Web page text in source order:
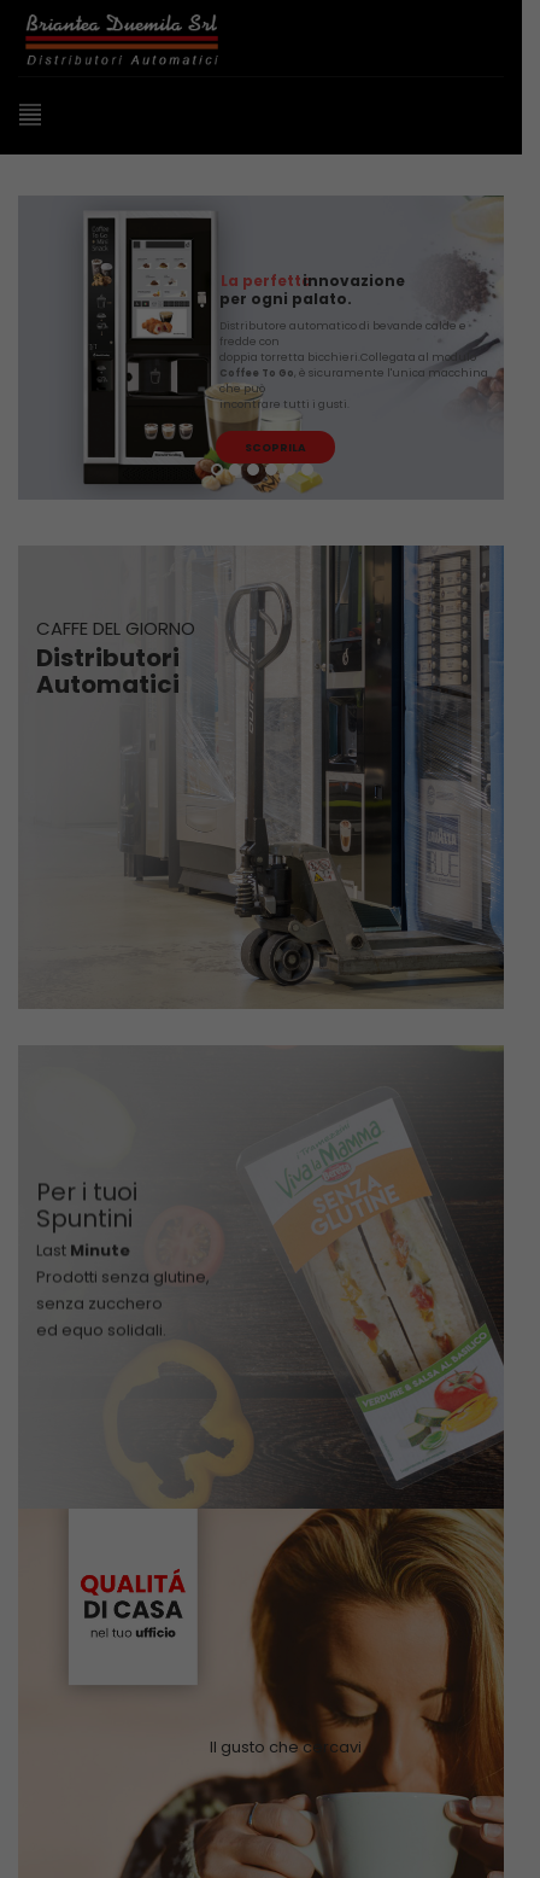
La perfettainnovazione
per ogni palato.
Distributore automatico di bevande calde e
fredde con
doppia torretta bicchieri.Collegata al modulo
Coffee To Go, è sicuramente l'unica macchina
che può
incontrare tutti i gusti.
SCOPRILA
CAFFE DEL GIORNO
Distributori
Automatici
Per i tuoi
Spuntini
Last Minute
Prodotti senza glutine,
senza zucchero
ed equo solidali.
Il gusto che cercavi